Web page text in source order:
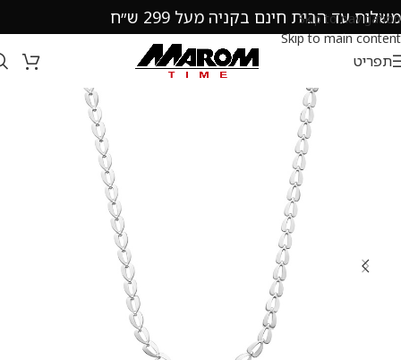
Skip to navigation
Skip to main content
משלוח עד הבית חינם בקניה מעל 299 ש״ח
תפריט